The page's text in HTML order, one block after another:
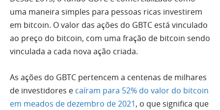
uma maneira simples para pessoas ricas investirem
em bitcoin. O valor das ações do GBTC está vinculado
ao preço do bitcoin, com uma fração de bitcoin sendo
vinculada a cada nova ação criada.
As ações do GBTC pertencem a centenas de milhares
de investidores e caíram para 52% do valor do bitcoin
em meados de dezembro de 2021, o que significa que